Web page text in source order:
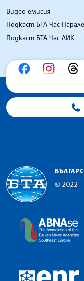
Видео емисия
Подкаст БТА Час
Подкаст БТА Час ЛИК
© 2022 -